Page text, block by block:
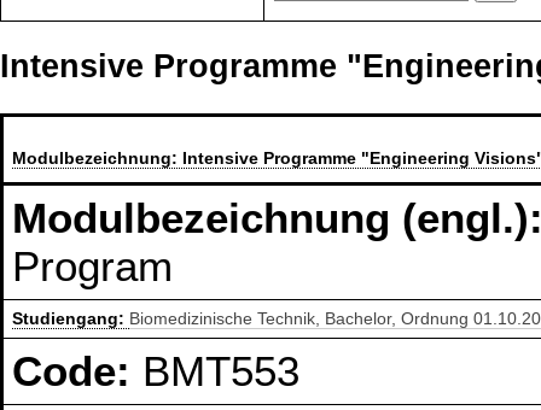
Intensive Programme
Modulbezeichnung: Intensive Programme "Engineering
Modulbezeichnung
Program
Studiengang: Biomedizinische Technik, Bachelor, Ordnung
Code: BMT553